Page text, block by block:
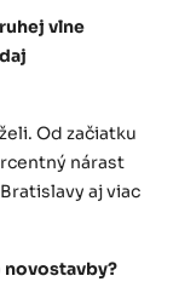
vlne
Od začiatku
nárast
aj viac
novostavby?